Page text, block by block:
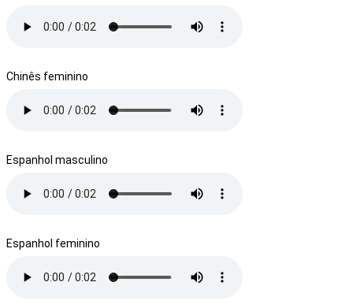
Chinês feminino
Espanhol masculino
Espanhol feminino